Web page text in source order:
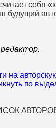
себя
будущий
на
по